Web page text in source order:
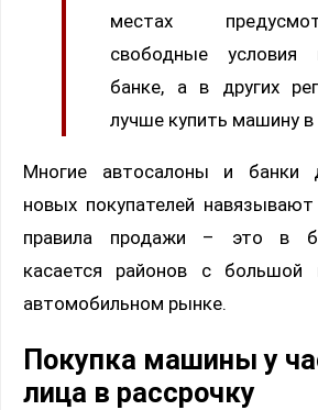
местах
свободные условия
банке, а в других
лучше купить машину в
Многие автосалоны и банки
новых покупателей
правила продажи – это в
касается районов с большой
автомобильном рынке.
Покупка машины у
лица в рассрочку